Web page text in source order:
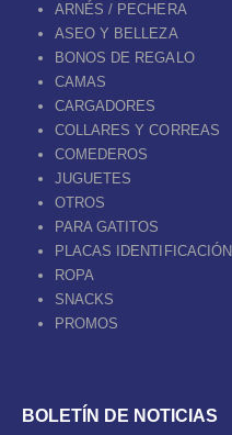
ARNÉS / PECHERA
ASEO Y BELLEZA
BONOS DE REGALO
CAMAS
CARGADORES
COLLARES Y CORREAS
COMEDEROS
JUGUETES
OTROS
PARA GATITOS
PLACAS IDENTIFICACIÓN
ROPA
SNACKS
PROMOS
BOLETÍN DE NOTICIAS